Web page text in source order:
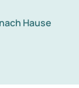
Hause